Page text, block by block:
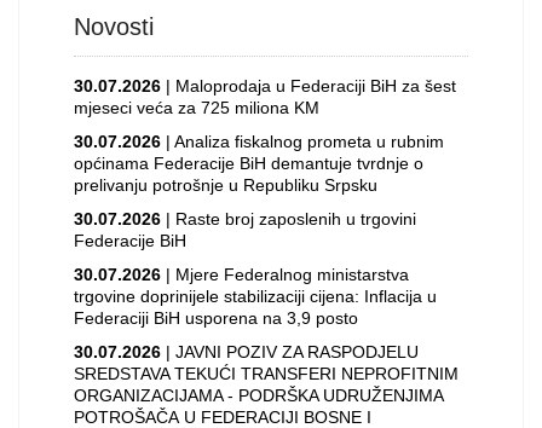
Novosti
30.07.2026 | Maloprodaja u Federaciji BiH za šest
mjeseci veća za 725 miliona KM
30.07.2026 | Analiza fiskalnog prometa u rubnim
općinama Federacije BiH demantuje tvrdnje o
prelivanju potrošnje u Republiku Srpsku
30.07.2026 | Raste broj zaposlenih u trgovini
Federacije BiH
30.07.2026 | Mjere Federalnog ministarstva
trgovine doprinijele stabilizaciji cijena: Inflacija u
Federaciji BiH usporena na 3,9 posto
30.07.2026 | JAVNI POZIV ZA RASPODJELU
SREDSTAVA TEKUĆI TRANSFERI NEPROFITNIM
ORGANIZACIJAMA - PODRŠKA UDRUŽENJIMA
POTROŠAČA U FEDERACIJI BOSNE I